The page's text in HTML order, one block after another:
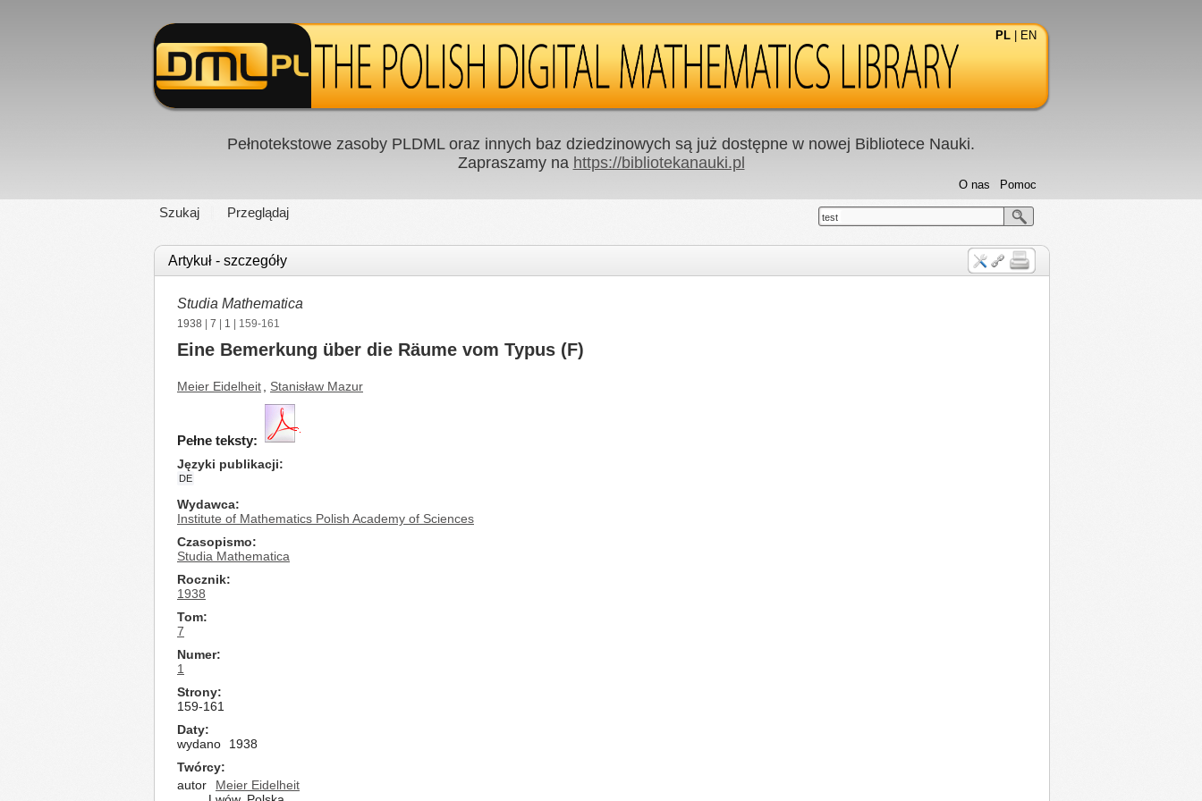
PL EN
Pełnotekstowe zasoby PLDML oraz innych baz dziedzinowych są już dostępne w nowej Bibliotece Nauki.
Zapraszamy na https://bibliotekanauki.pl
Szukaj Przeglądaj
Pomoc
O nas
test
Artykuł - szczegóły
Studia Mathematica
1938 7 1 | 159-161
Eine Bemerkung über die Räume vom Typus (F)
Meier Eidelheit Stanisław Mazur
Pełne teksty:
Języki publikacji
DE
Wydawca
Institute of Mathematics Polish Academy of Sciences
Czasopismo
Studia Mathematica
Rocznik
1938
Tom
7
Numer
1
Strony
159-161
Daty
wydano
1938
Twórcy
autor
Meier Eidelheit